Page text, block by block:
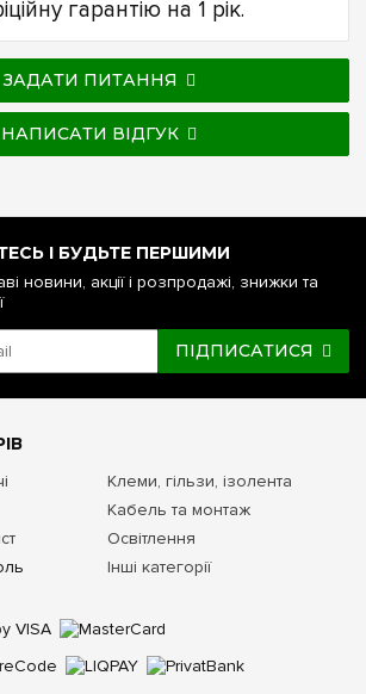
гарантію на 1 рік.
ЗАДАТИ ПИТАННЯ
НАПИСАТИ ВІДГУК
І БУДЬТЕ ПЕРШИМИ
новини, акції і розпродажі, знижки та
ПІДПИСАТИСЯ
Клеми, гільзи, ізолента
Кабель та монтаж
Освітлення
Інші категорії